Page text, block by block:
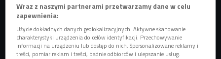
96:06
Bez tabu o coming outach (Bez tabu/Czwórka)
Wraz z naszymi partnerami przetwarzamy dane w celu
zapewnienia:
Użycie dokładnych danych geolokalizacyjnych. Aktywne skanowanie
charakterystyki urządzenia do celów identyfikacji. Przechowywanie
informacji na urządzeniu lub dostęp do nich. Spersonalizowane reklamy i
treści, pomiar reklam i treści, badnie odbiorców i ulepszanie usług.